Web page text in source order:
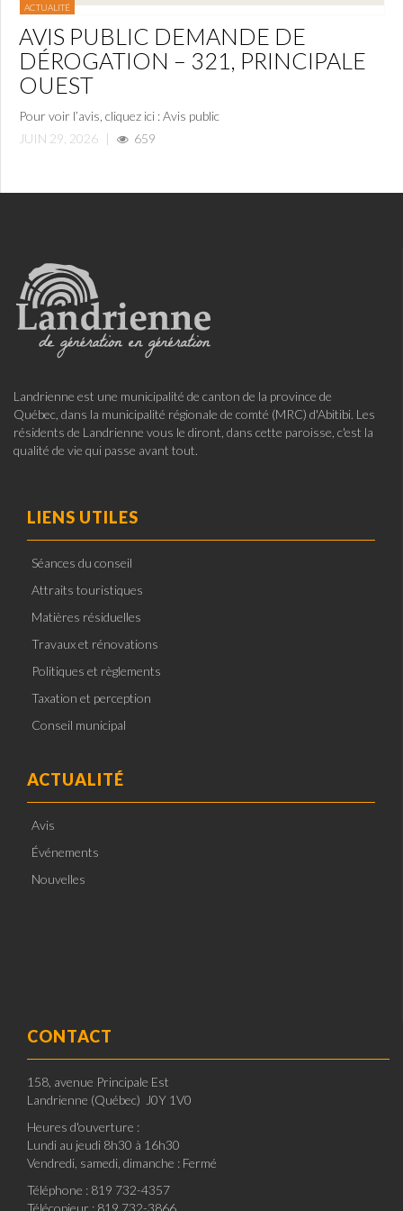
ACTUALITÉ
AVIS PUBLIC DEMANDE DE
DÉROGATION – 321, PRINCIPALE
OUEST
Pour voir l’avis, cliquez ici : Avis public
JUIN 29, 2026 | 659
Landrienne est une municipalité de canton de la province de
Québec, dans la municipalité régionale de comté (MRC) d'Abitibi. Les
résidents de Landrienne vous le diront, dans cette paroisse, c'est la
qualité de vie qui passe avant tout.
LIENS UTILES
Séances du conseil
Attraits touristiques
Matières résiduelles
Travaux et rénovations
Politiques et règlements
Taxation et perception
Conseil municipal
ACTUALITÉ
Avis
Événements
Nouvelles
CONTACT
158, avenue Principale Est
Landrienne (Québec) J0Y 1V0
Heures d'ouverture :
Lundi au jeudi 8h30 à 16h30
Vendredi, samedi, dimanche : Fermé
Téléphone : 819 732-4357
Télécopieur : 819 732-3866